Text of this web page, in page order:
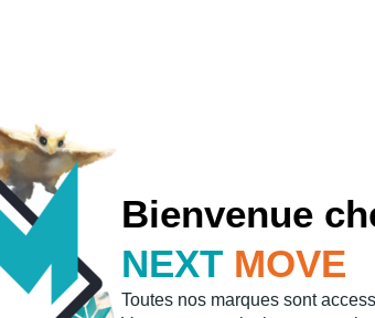
Bienvenue
NEXT MOVE
Toutes nos marques sont